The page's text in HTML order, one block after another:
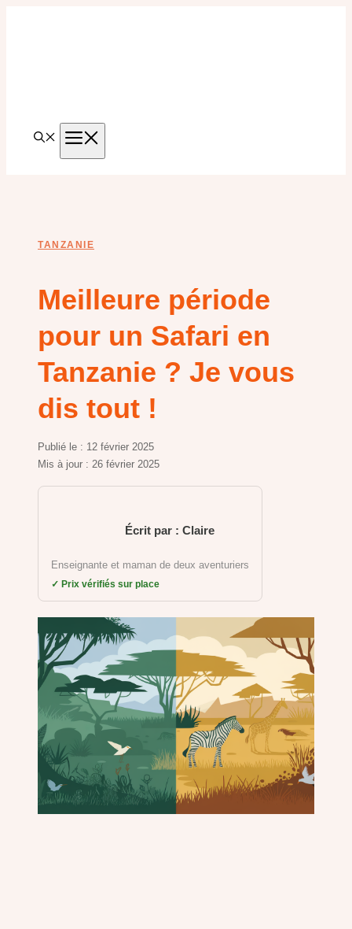
TANZANIE
Meilleure période
pour un Safari en
Tanzanie ? Je vous
dis tout !
Publié le : 12 février 2025
Mis à jour : 26 février 2025
Écrit par : Claire
Enseignante et maman de deux aventuriers
✓ Prix vérifiés sur place